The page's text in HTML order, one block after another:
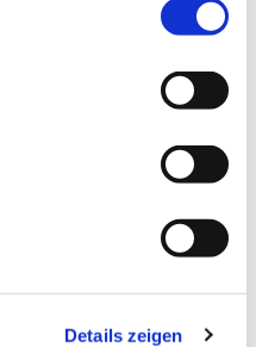
Details zeigen